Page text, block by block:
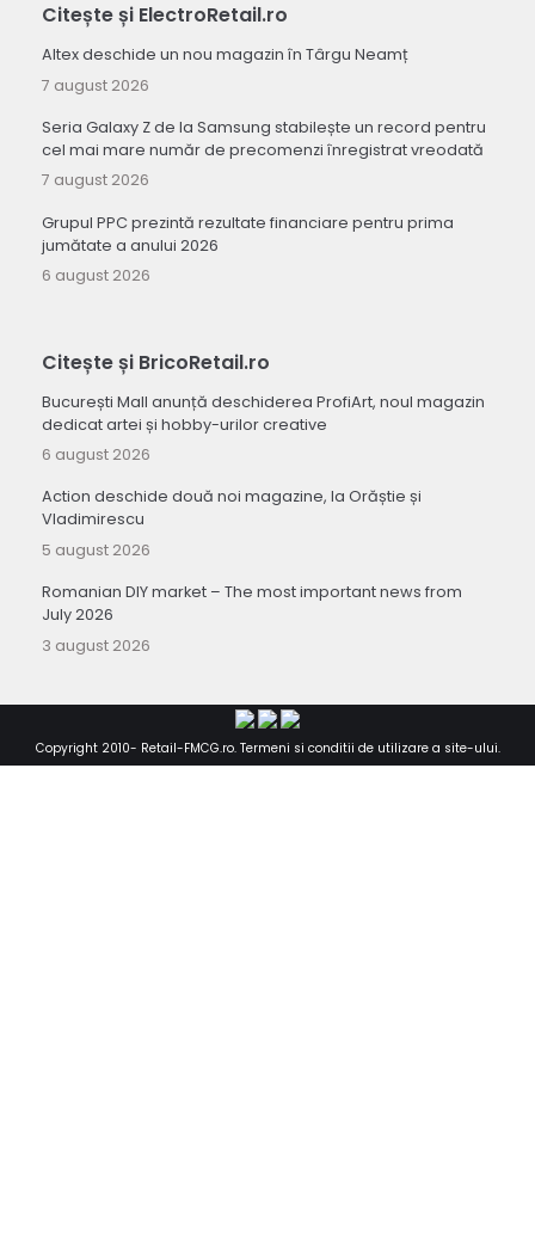
Citește și ElectroRetail.ro
Altex deschide un nou magazin în Târgu Neamț
7 august 2026
Seria Galaxy Z de la Samsung stabilește un record pentru
cel mai mare număr de precomenzi înregistrat vreodată
7 august 2026
Grupul PPC prezintă rezultate financiare pentru prima
jumătate a anului 2026
6 august 2026
Citește și BricoRetail.ro
București Mall anunță deschiderea ProfiArt, noul magazin
dedicat artei și hobby-urilor creative
6 august 2026
Action deschide două noi magazine, la Orăștie și
Vladimirescu
5 august 2026
Romanian DIY market – The most important news from
July 2026
3 august 2026
Copyright 2010- Retail-FMCG.ro. Termeni si conditii de utilizare a site-ului.